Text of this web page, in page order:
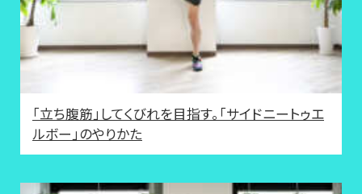
「立ち腹筋」してくびれを目指す。「サイドニートゥエ
ルボー」のやりかた